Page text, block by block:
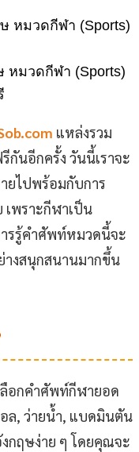
มวดกีฬา (Sports)
แหล่งรวม
นอีกครั้ง วันนี้เราจะ
ยไปพร้อมกับการ
เพราะกีฬาเป็น
รรู้คำศัพท์หมวดนี้จะ
างสนุกสนานมากขึ้น
อกคำศัพท์กีฬายอด
ล, ว่ายน้ำ, แบดมินตัน
กฤษง่าย ๆ โดยคุณจะ